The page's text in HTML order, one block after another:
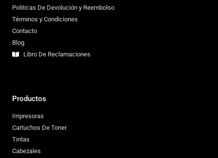
Politicas De Devolución y Reembolso
Términos y Condiciones
Contacto
Blog
Libro De Reclamaciones
Productos
Impresoras
Cartuchos De Toner
Tintas
Cabezales